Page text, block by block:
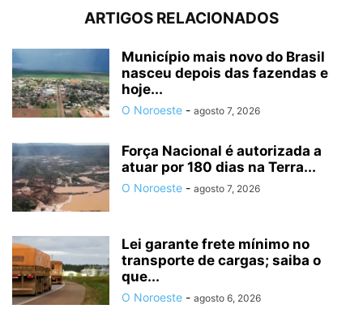
ARTIGOS RELACIONADOS
Município mais novo do Brasil
nasceu depois das fazendas e
hoje...
O Noroeste - agosto 7, 2026
Força Nacional é autorizada a
atuar por 180 dias na Terra...
O Noroeste - agosto 7, 2026
Lei garante frete mínimo no
transporte de cargas; saiba o
que...
O Noroeste - agosto 6, 2026